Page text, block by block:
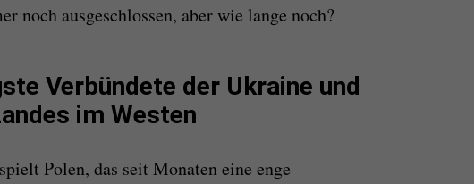
noch ausgeschlossen, aber wie lange noch?
Verbündete der Ukraine und
im Westen
Polen, das seit Monaten eine enge